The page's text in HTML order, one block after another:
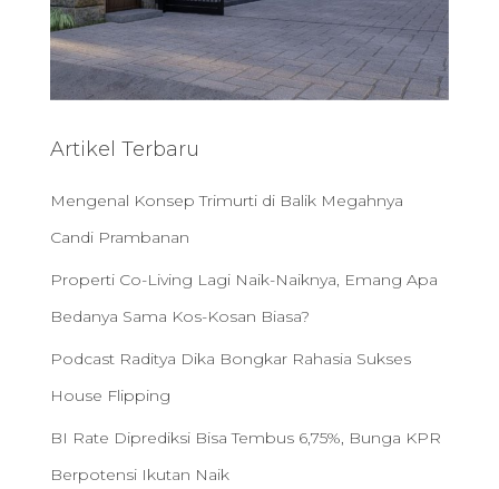
Artikel Terbaru
Mengenal Konsep Trimurti di Balik Megahnya
Candi Prambanan
Properti Co-Living Lagi Naik-Naiknya, Emang Apa
Bedanya Sama Kos-Kosan Biasa?
Podcast Raditya Dika Bongkar Rahasia Sukses
House Flipping
BI Rate Diprediksi Bisa Tembus 6,75%, Bunga KPR
Berpotensi Ikutan Naik